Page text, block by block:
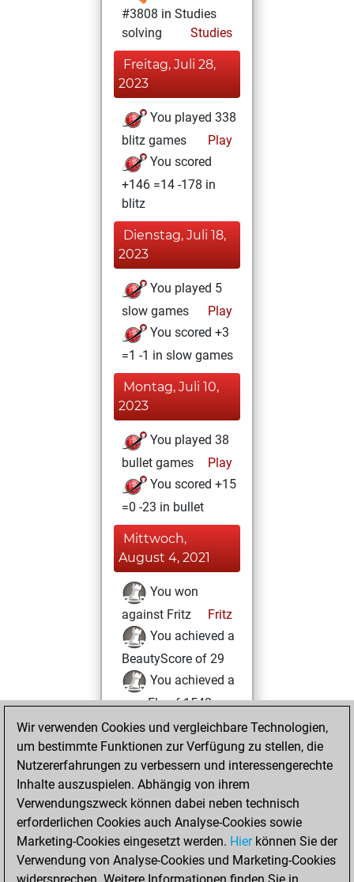
#3808 in Studies
solving
Studies
Freitag, Juli 28,
2023
You played 338
blitz games
Play
You scored
+146 =14 -178 in
blitz
Dienstag, Juli 18,
2023
You played 5
slow games
Play
You scored +3
=1 -1 in slow games
Montag, Juli 10,
2023
You played 38
bullet games
Play
You scored +15
=0 -23 in bullet
Mittwoch,
August 4, 2021
You won
against Fritz
Fritz
You achieved a
BeautyScore of 29
You achieved a
new Elo of 1542
Mittwoch, Juli 14,
2021
You created
your Studies account
Studies
Donnerstag, März
11, 2021
Wir verwenden Cookies und vergleichbare Technologien,
um bestimmte Funktionen zur Verfügung zu stellen, die
Nutzererfahrungen zu verbessern und interessengerechte
Inhalte auszuspielen. Abhängig von ihrem
Verwendungszweck können dabei neben technisch
erforderlichen Cookies auch Analyse-Cookies sowie
Marketing-Cookies eingesetzt werden. Hierkönnen Sie der
Verwendung von Analyse-Cookies und Marketing-Cookies